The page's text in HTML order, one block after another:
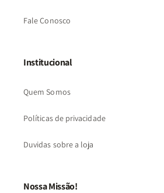
Fale Conosco
Institucional
Quem Somos
Políticas de privacidade
Duvidas sobre a loja
Nossa Missão!